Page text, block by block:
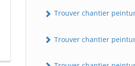
Trouver chantier
Trouver chantier